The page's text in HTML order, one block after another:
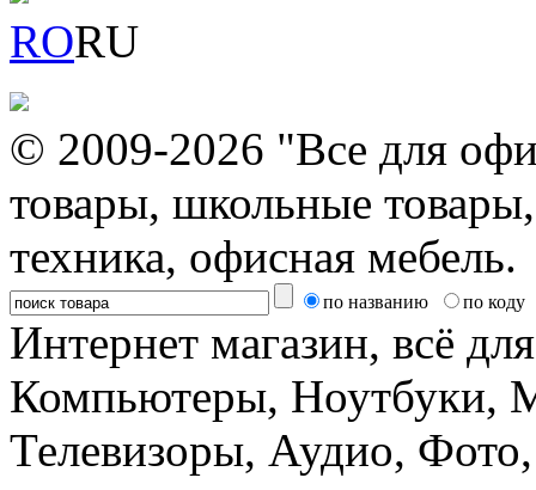
RORU
© 2009-2026 "Все для
товары, школьные
техника, офисная мебель.
по названию по коду
Интернет магазин, всё
Компьютеры, Ноутбуки,
Телевизоры, Аудио,